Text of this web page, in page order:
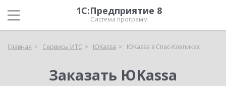
1С:Предприятие 8
Система программ
Главная Сервисы ИТС ЮKassa ЮKassa в Спас-Клепиках
Заказать ЮKassa